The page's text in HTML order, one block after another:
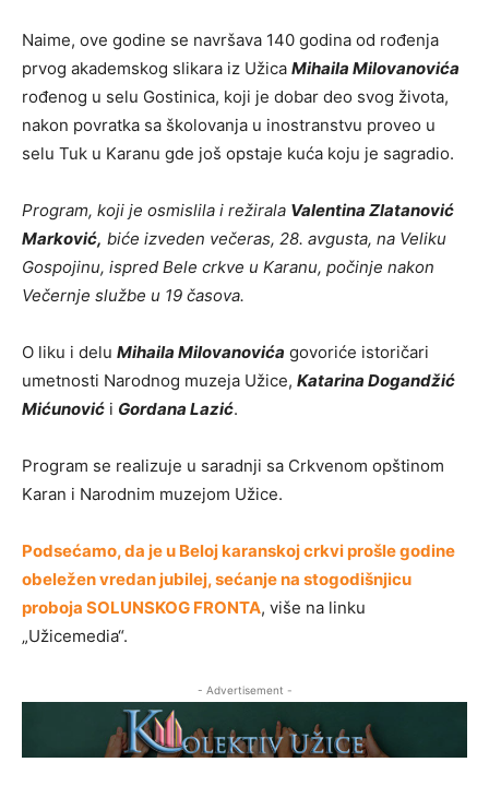
Naime, ove godine se navršava 140 godina od rođenja
prvog akademskog slikara iz Užica Mihaila Milovanovića
rođenog u selu Gostinica, koji je dobar deo svog života,
nakon povratka sa školovanja u inostranstvu proveo u
selu Tuk u Karanu gde još opstaje kuća koju je sagradio.
Program, koji je osmislila i režirala Valentina Zlatanović
Marković, biće izveden večeras, 28. avgusta, na Veliku
Gospojinu, ispred Bele crkve u Karanu, počinje nakon
Večernje službe u 19 časova.
O liku i delu Mihaila Milovanovića govoriće istoričari
umetnosti Narodnog muzeja Užice, Katarina Dogandžić
Mićunović i Gordana Lazić.
Program se realizuje u saradnji sa Crkvenom opštinom
Karan i Narodnim muzejom Užice.
Podsećamo, da je u Beloj karanskoj crkvi prošle godine
obeležen vredan jubilej, sećanje na stogodišnjicu
proboja SOLUNSKOG FRONTA, više na linku
„Užicemedia“.
- Advertisement -